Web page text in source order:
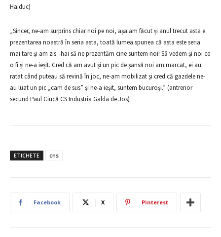
Haiduc)
„Sincer, ne-am surprins chiar noi pe noi, așa am făcut și anul trecut asta e
prezentarea noastră în seria asta, toată lumea spunea că asta este seria
mai tare și am zis –hai să ne prezentăm cine suntem noi! Să vedem și noi ce
o fi și ne-a ieșit. Cred că am avut și un pic de șansă noi am marcat, ei au
ratat când puteau să revină în joc, ne-am mobilizat și cred că gazdele ne-
au luat un pic „cam de sus” și ne-a ieșit, suntem bucuroși.” (antrenor
secund Paul Ciucă CS Industria Galda de Jos)
ETICHETE cns
Facebook X Pinterest